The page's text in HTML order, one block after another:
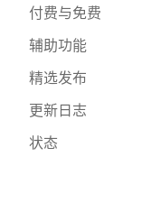
付费与免费
辅助功能
精选发布
更新日志
状态